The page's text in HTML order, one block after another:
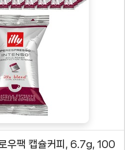
우팩 캡슐커피, 6.7g, 100